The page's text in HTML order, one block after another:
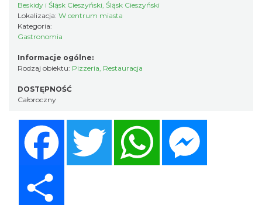
Beskidy i Śląsk Cieszyński, Śląsk Cieszyński
Lokalizacja: W centrum miasta
Kategoria:
Gastronomia
Informacje ogólne:
Rodzaj obiektu: Pizzeria, Restauracja
DOSTĘPNOŚĆ
Całoroczny
Twitter WhatsApp